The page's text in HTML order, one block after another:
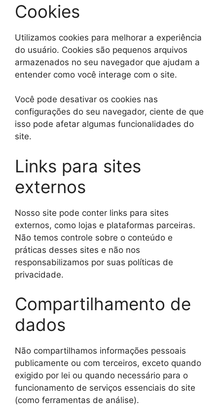
Cookies
Utilizamos cookies para melhorar a experiência
do usuário. Cookies são pequenos arquivos
armazenados no seu navegador que ajudam a
entender como você interage com o site.
Você pode desativar os cookies nas
configurações do seu navegador, ciente de que
isso pode afetar algumas funcionalidades do
site.
Links para sites
externos
Nosso site pode conter links para sites
externos, como lojas e plataformas parceiras.
Não temos controle sobre o conteúdo e
práticas desses sites e não nos
responsabilizamos por suas políticas de
privacidade.
Compartilhamento de
dados
Não compartilhamos informações pessoais
publicamente ou com terceiros, exceto quando
exigido por lei ou quando necessário para o
funcionamento de serviços essenciais do site
(como ferramentas de análise).